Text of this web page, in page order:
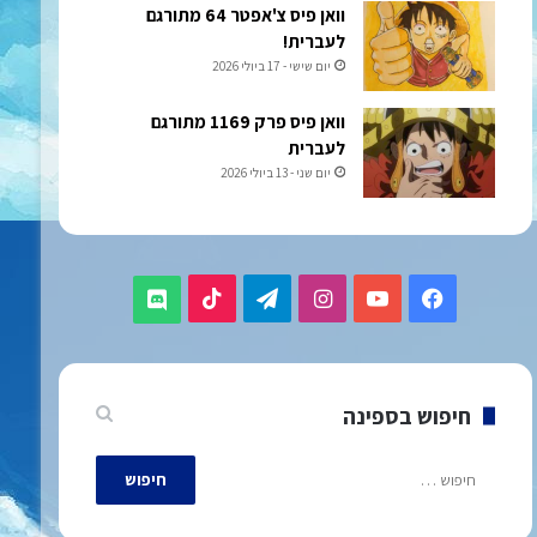
וואן פיס צ'אפטר 64 מתורגם
לעברית!
יום שישי - 17 ביולי 2026
וואן פיס פרק 1169 מתורגם
לעברית
יום שני - 13 ביולי 2026
Facebook
YouTube
Instagram
Telegram
TikTok
Discord
חיפוש בספינה
חיפוש: